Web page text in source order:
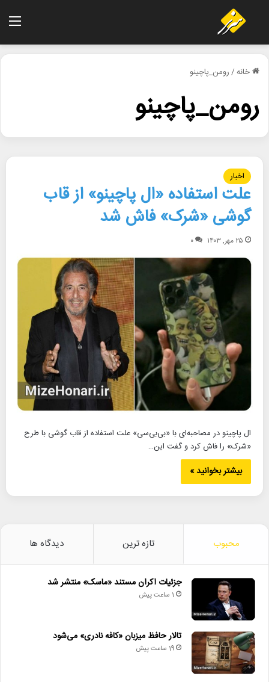
خانه/رومن_پاچینو
رومن_پاچینو
اخبار
علت استفاده «ال پاچینو» از قاب
گوشی «شرک» فاش شد
۲۵ مهر, ۱۴۰۳ ۰
ال پاچینو در مصاحبه‌ای با «بی‌بی‌سی» علت استفاده از قاب گوشی با طرح
«شرک» را فاش کرد و گفت این…
بیشتر بخوانید »
محبوب تازه ترین دیدگاه ها
جزئیات اکران مستند «ماسک» منتشر شد
1 ساعت پیش
تالار حافظ میزبان «کافه نادری» می‌شود
19 ساعت پیش